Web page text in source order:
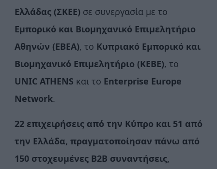
Ελλάδας (ΣΚΕΕ) σε συνεργασία με το
Εμπορικό και Βιομηχανικό Επιμελητήριο
Αθηνών (ΕΒΕΑ), το Κυπριακό Εμπορικό και
Βιομηχανικό Επιμελητήριο (ΚΕΒΕ), το
UNIC ATHENS και το Enterprise Europe
Network.
22 επιχειρήσεις από την Κύπρο και 51 από
την Ελλάδα, πραγματοποίησαν πάνω από
150 στοχευμένες B2B συναντήσεις,